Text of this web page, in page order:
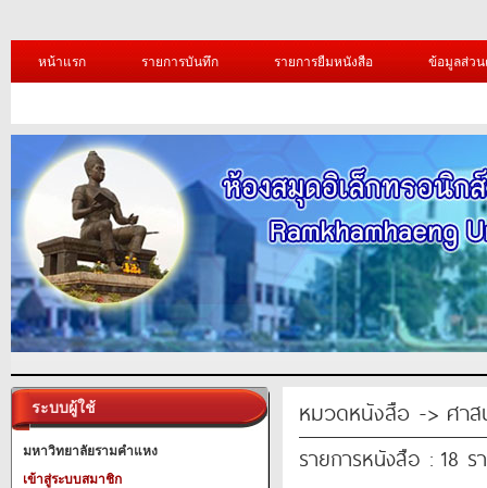
หน้าแรก รายการบันทึก รายการยืมหนังสือ ข้อมูลส่ว
ระบบผู้ใช้
มหาวิทยาลัยรามคำแหง
เข้าสู่ระบบสมาชิก
หมวดหนังสือ -> ศาส
รายการหนังสือ : 18 ร